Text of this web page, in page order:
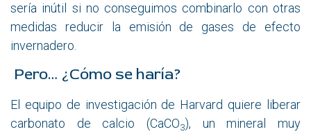
sería inútil si no conseguimos combinarlo con otras
medidas reducir la emisión de gases de efecto
invernadero.
Pero… ¿Cómo se haría?
El equipo de investigación de Harvard quiere liberar
carbonato de calcio (CaCO3), un mineral muy